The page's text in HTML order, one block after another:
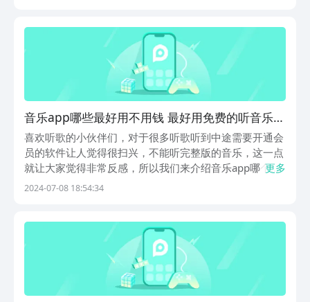
需...
音乐app哪些最好用不用钱 最好用免费的听音乐软
件下载
喜欢听歌的小伙伴们，对于很多听歌听到中途需要开通会
员的软件让人觉得很扫兴，不能听完整版的音乐，这一点
就让大家觉得非常反感，所以我们来介绍音乐app哪个最
好用免费?只有选择相应的app，才能让你听到各种好听的
更多
2024-07-08 18:54:34